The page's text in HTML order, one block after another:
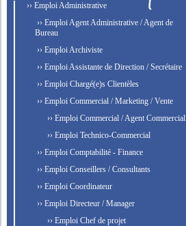
›› Emploi Administrative
›› Emploi Agent Administrative / Agent de
Bureau
›› Emploi Archiviste
›› Emploi Assistante de Direction / Secrétaire
›› Emploi Chargé(e)s Clientèles
›› Emploi Commercial / Marketing / Vente
›› Emploi Commercial / Agent Commercial
›› Emploi Technico-Commercial
›› Emploi Comptabilité - Finance
›› Emploi Conseillers / Consultants
›› Emploi Coordinateur
›› Emploi Directeur / Manager
›› Emploi Chef de projet